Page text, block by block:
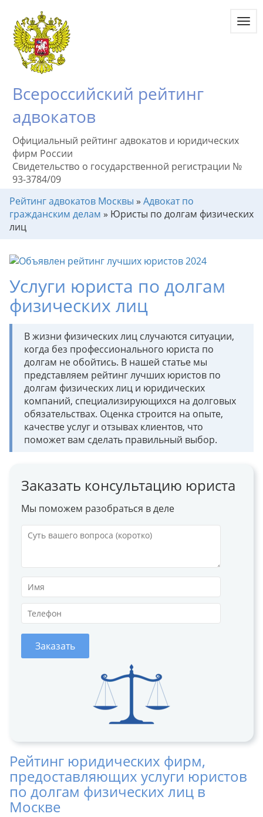
Всероссийский рейтинг
адвокатов
Официальный рейтинг адвокатов и юридических
фирм России
Свидетельство о государственной регистрации №
93-3784/09
Рейтинг адвокатов Москвы » Адвокат по
гражданским делам » Юристы по долгам физических
лиц
Услуги юриста по долгам
физических лиц
В жизни физических лиц случаются ситуации,
когда без профессионального юриста по
долгам не обойтись. В нашей статье мы
представляем рейтинг лучших юристов по
долгам физических лиц и юридических
компаний, специализирующихся на долговых
обязательствах. Оценка строится на опыте,
качестве услуг и отзывах клиентов, что
поможет вам сделать правильный выбор.
Заказать консультацию юриста
Мы поможем разобраться в деле
Заказать
Рейтинг юридических фирм,
предоставляющих услуги юристов
по долгам физических лиц в
Москве